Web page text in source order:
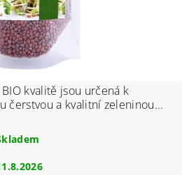
kvalitě jsou určená k
čerstvou a kvalitní zeleninou...